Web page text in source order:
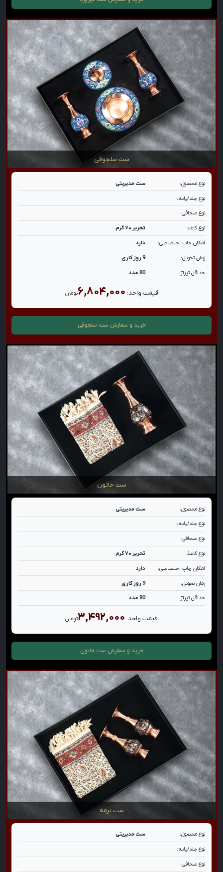
ست سلجوقی
نوع محصول: ست مدیریتی
نوع جلد/پایه:
نوع صحافی:
نوع کاغذ: تحریر ۷۰ گرم
امکان چاپ اختصاصی: دارد
زمان تحویل: 9 روز کاری
حداقل تیراژ: 80 عدد
قیمت واحد: ۶,۸۰۴,۰۰۰تومان
خرید و سفارش ست سلجوقی
ست خاتون
نوع محصول: ست مدیریتی
نوع جلد/پایه:
نوع صحافی:
نوع کاغذ: تحریر ۷۰ گرم
امکان چاپ اختصاصی: دارد
زمان تحویل: 9 روز کاری
حداقل تیراژ: 80 عدد
قیمت واحد: ۳,۴۹۲,۰۰۰تومان
خرید و سفارش ست خاتون
ست ترمه
نوع محصول: ست مدیریتی
نوع جلد/پایه:
نوع صحافی: